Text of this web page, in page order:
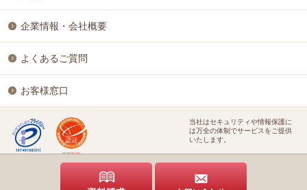
企業情報・会社概要
よくあるご質問
お客様窓口
当社はセキュリティや情報保護に
は万全の体制でサービスをご提供
いたします。
特定商取引に基づく表記 結婚相談ビジネス開業支援